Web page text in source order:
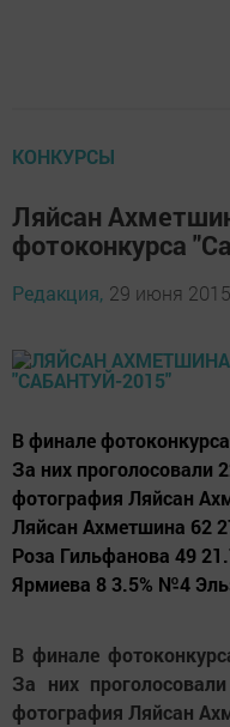
КОНКУРСЫ
Ляйсан
фотоконкурса
Редакция, 29 июня
В финале
За них проголосовали
фотография Ляйсан
Ляйсан Ахметшина 62
Роза Гильфанова 49
Ярмиева 8 3.5% №4
В финале
За них
фотография Ляйсан